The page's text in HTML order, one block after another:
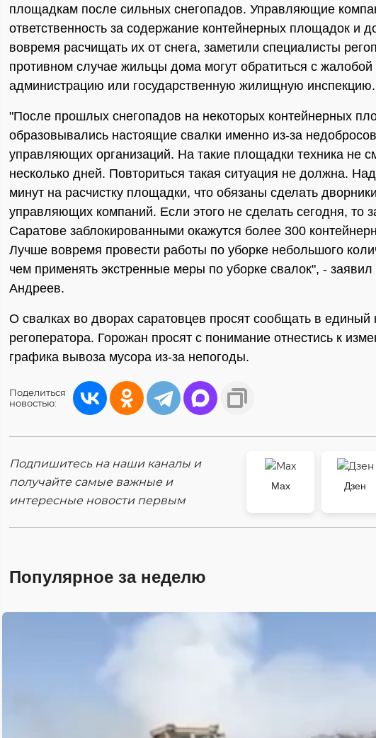
площадкам после сильных снегопадов. Управляющие
ответственность за содержание контейнерных площадок и
вовремя расчищать их от снега, заметили специалисты
противном случае жильцы дома могут обратиться с
администрацию или государственную жилищную инспекцию.
"После прошлых снегопадов на некоторых контейнерных
образовывались настоящие свалки именно из-за
управляющих организаций. На такие площадки техника не
несколько дней. Повториться такая ситуация не должна.
минут на расчистку площадки, что обязаны сделать дворники
управляющих компаний. Если этого не сделать сегодня, то
Саратове заблокированными окажутся более 300
Лучше вовремя провести работы по уборке небольшого
чем применять экстренные меры по уборке свалок", -
Андреев.
О свалках во дворах саратовцев просят сообщать в единый
регоператора. Горожан просят с понимание отнестись к
графика вывоза мусора из-за непогоды.
Поделиться
новостью:
Подпишитесь на наши каналы и
получайте самые важные и
интересные новости первым
Max
Дзен
Популярное за неделю